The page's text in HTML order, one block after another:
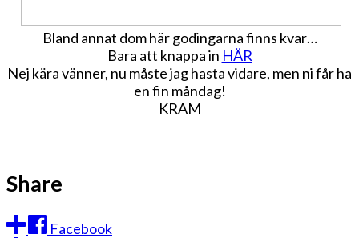
Bland annat dom här godingarna finns kvar…
Bara att knappa in HÄR
Nej kära vänner, nu måste jag hasta vidare, men ni får ha
en fin måndag!
KRAM
Share
Facebook